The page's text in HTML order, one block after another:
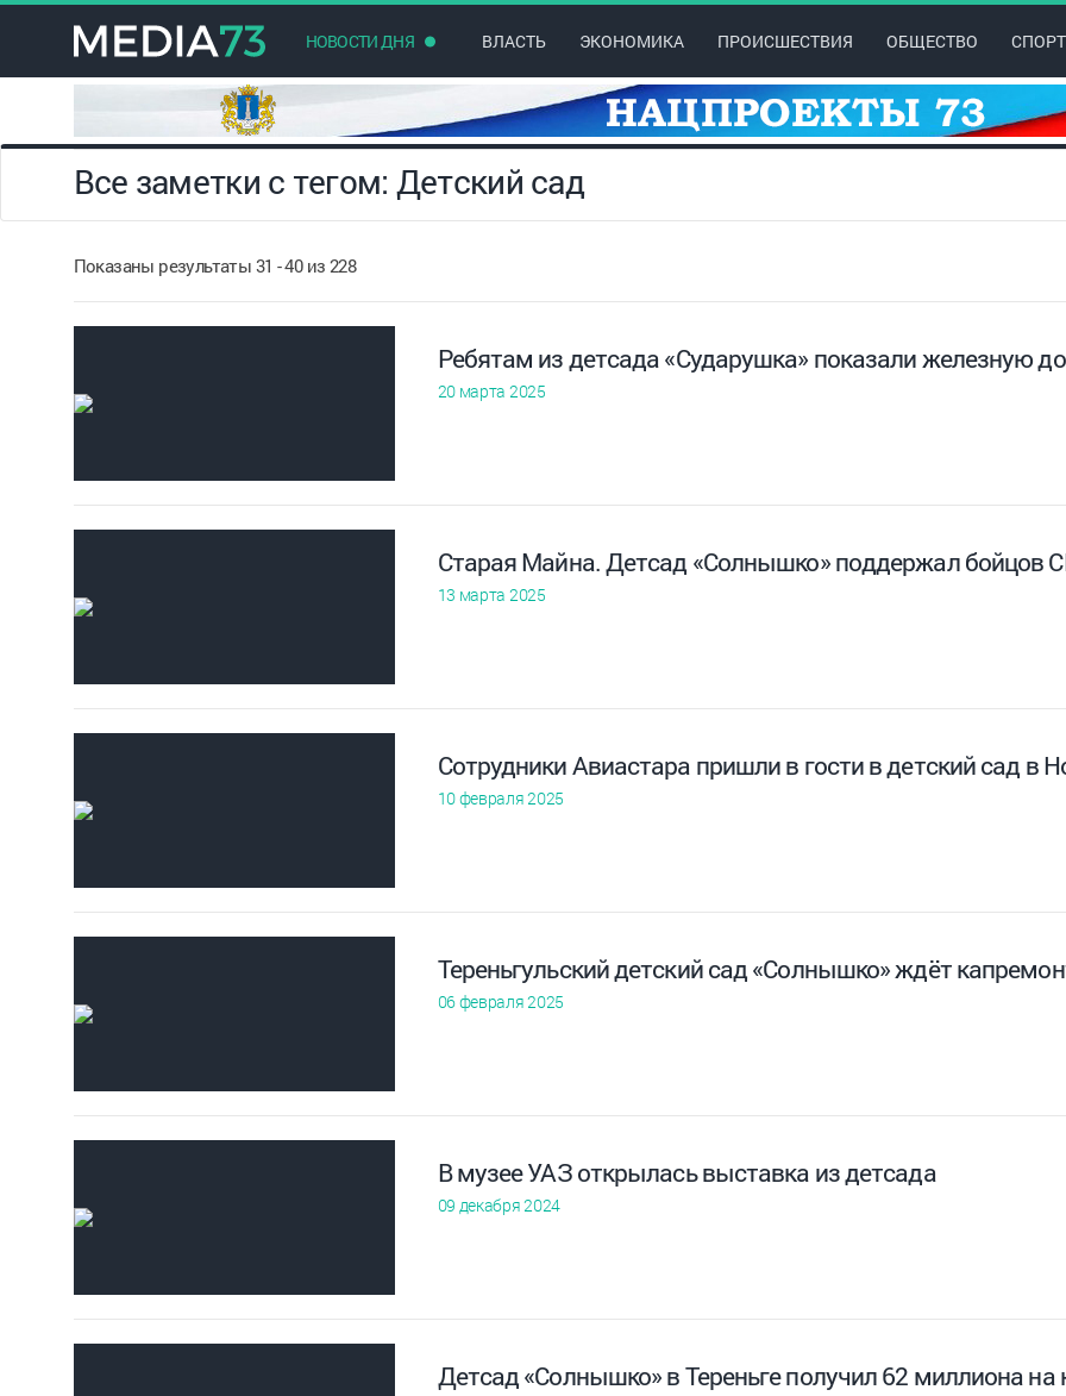
НОВОСТИ ДНЯ ВЛАСТЬ ЭКОНОМИКА ПРОИСШЕСТВИЯ ОБЩЕСТВО СПОРТ
Все заметки с тегом: Детский сад
Показаны результаты 31 - 40 из 228
Ребятам из детсада «Сударушка» показали железную
20 марта 2025
Старая Майна. Детсад «Солнышко» поддержал бойцов
13 марта 2025
Сотрудники Авиастара пришли в гости в детский сад в
10 февраля 2025
Тереньгульский детский сад «Солнышко» ждёт
06 февраля 2025
В музее УАЗ открылась выставка из детсада
09 декабря 2024
Детсад «Солнышко» в Тереньге получил 62 миллиона на